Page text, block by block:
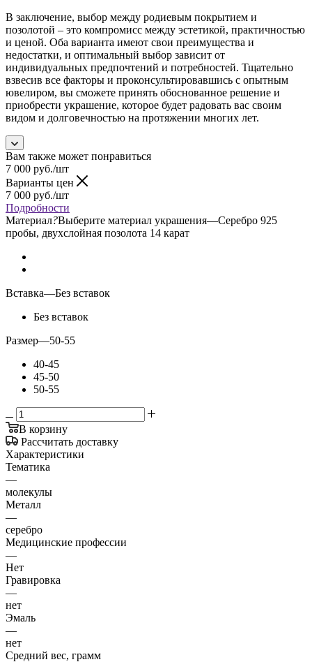
В заключение, выбор между родиевым покрытием и
позолотой – это компромисс между эстетикой, практичностью
и ценой. Оба варианта имеют свои преимущества и
недостатки, и оптимальный выбор зависит от
индивидуальных предпочтений и потребностей. Тщательно
взвесив все факторы и проконсультировавшись с опытным
ювелиром, вы сможете принять обоснованное решение и
приобрести украшение, которое будет радовать вас своим
видом и долговечностью на протяжении многих лет.
Вам также может понравиться
7 000 руб./шт
Варианты цен
7 000 руб./шт
Подробности
Материал?Выберите материал украшения—Серебро 925
пробы, двухслойная позолота 14 карат
Вставка—Без вставок
Без вставок
Размер—50-55
40-45
45-50
50-55
В корзину
Рассчитать доставку
Характеристики
Тематика
—
молекулы
Металл
—
серебро
Медицинские профессии
—
Нет
Гравировка
—
нет
Эмаль
—
нет
Средний вес, грамм